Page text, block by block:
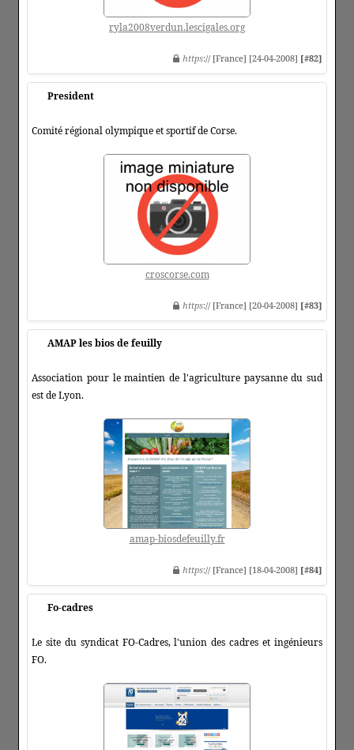
ryla2008verdun.lescigales.org
https:// [France] [24-04-2008] [#82]
President
Comité régional olympique et sportif de Corse.
croscorse.com
https:// [France] [20-04-2008] [#83]
AMAP les bios de feuilly
Association pour le maintien de l'agriculture paysanne du sud
est de Lyon.
amap-biosdefeuilly.fr
https:// [France] [18-04-2008] [#84]
Fo-cadres
Le site du syndicat FO-Cadres, l'union des cadres et ingénieurs
FO.